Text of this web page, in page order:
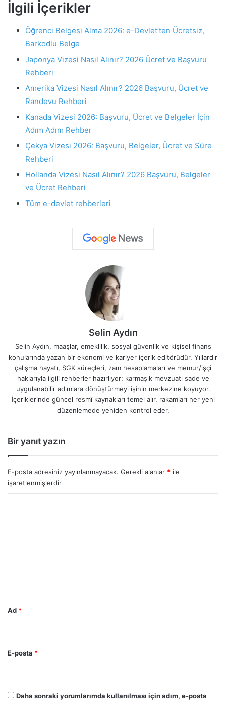
İlgili İçerikler
Öğrenci Belgesi Alma 2026: e-Devlet’ten Ücretsiz,
Barkodlu Belge
Japonya Vizesi Nasıl Alınır? 2026 Ücret ve Başvuru
Rehberi
Amerika Vizesi Nasıl Alınır? 2026 Başvuru, Ücret ve
Randevu Rehberi
Kanada Vizesi 2026: Başvuru, Ücret ve Belgeler İçin
Adım Adım Rehber
Çekya Vizesi 2026: Başvuru, Belgeler, Ücret ve Süre
Rehberi
Hollanda Vizesi Nasıl Alınır? 2026 Başvuru, Belgeler
ve Ücret Rehberi
Tüm e-devlet rehberleri
Selin Aydın
Selin Aydın, maaşlar, emeklilik, sosyal güvenlik ve kişisel finans
konularında yazan bir ekonomi ve kariyer içerik editörüdür. Yıllardır
çalışma hayatı, SGK süreçleri, zam hesaplamaları ve memur/işçi
haklarıyla ilgili rehberler hazırlıyor; karmaşık mevzuatı sade ve
uygulanabilir adımlara dönüştürmeyi işinin merkezine koyuyor.
İçeriklerinde güncel resmî kaynakları temel alır, rakamları her yeni
düzenlemede yeniden kontrol eder.
Bir yanıt yazın
E-posta adresiniz yayınlanmayacak. Gerekli alanlar * ile
işaretlenmişlerdir
Ad *
E-posta *
Daha sonraki yorumlarımda kullanılması için adım, e-posta